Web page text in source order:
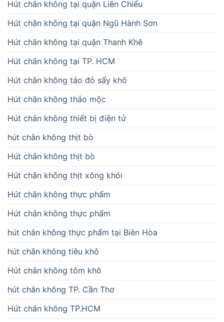
Hút chân không tại quận Liên Chiểu
Hút chân không tại quận Ngũ Hành Sơn
Hút chân không tại quận Thanh Khê
Hút chân không tại TP. HCM
Hút chân không táo đỏ sấy khô
Hút chân không thảo mộc
Hút chân không thiết bị điện tử
hút chân không thịt bò
Hút chân không thịt bò
Hút chân không thịt xông khói
Hút chân không thực phẩm
Hút chân không thực phẩm
hút chân không thực phẩm tại Biên Hòa
hút chân không tiêu khô
Hút chân không tôm khô
hút chân không TP. Cần Thơ
Hút chân không TP.HCM